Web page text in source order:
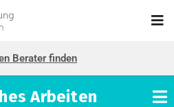
Berater finden
Arbeiten